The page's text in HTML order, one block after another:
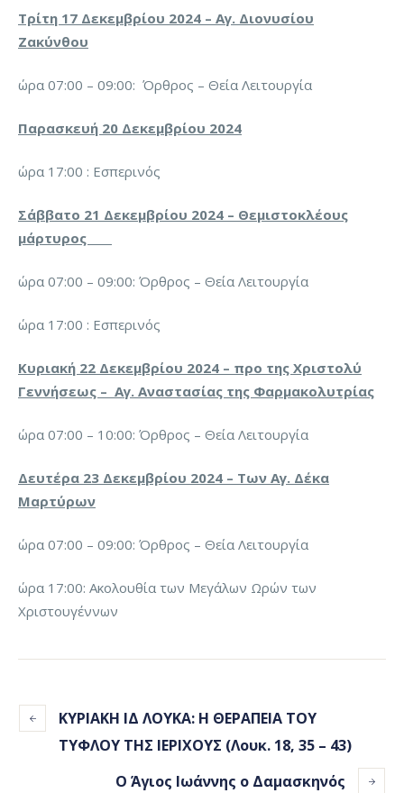
Τρίτη 17 Δεκεμβρίου 2024 – Αγ. Διονυσίου
Ζακύνθου
ώρα 07:00 – 09:00: Όρθρος – Θεία Λειτουργία
Παρασκευή 20 Δεκεμβρίου 2024
ώρα 17:00 : Εσπερινός
Σάββατο 21 Δεκεμβρίου 2024 – Θεμιστοκλέους
μάρτυρος
ώρα 07:00 – 09:00: Όρθρος – Θεία Λειτουργία
ώρα 17:00 : Εσπερινός
Κυριακή 22 Δεκεμβρίου 2024 – προ της Χριστολύ
Γεννήσεως – Αγ. Αναστασίας της Φαρμακολυτρίας
ώρα 07:00 – 10:00: Όρθρος – Θεία Λειτουργία
Δευτέρα 23 Δεκεμβρίου 2024 – Των Αγ. Δέκα
Μαρτύρων
ώρα 07:00 – 09:00: Όρθρος – Θεία Λειτουργία
ώρα 17:00: Ακολουθία των Μεγάλων Ωρών των
Χριστουγέννων
ΚΥΡΙΑΚΗ ΙΔ ΛΟΥΚΑ: Η ΘΕΡΑΠΕΙΑ ΤΟΥ
ΤΥΦΛΟΥ ΤΗΣ ΙΕΡΙΧΟΥΣ (Λουκ. 18, 35 – 43)
Ο Άγιος Ιωάννης ο Δαμασκηνός